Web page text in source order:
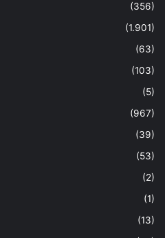
(356)
(1.901)
(63)
(103)
(5)
(967)
(39)
(53)
(2)
(1)
(13)